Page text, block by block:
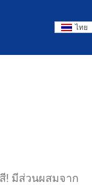
ไทย
! มีส่วนผสมจาก